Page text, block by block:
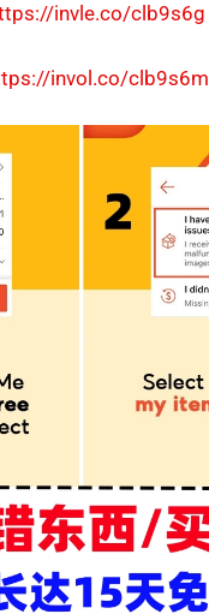
invle.co/clb9s6g
invol.co/clb9s6m